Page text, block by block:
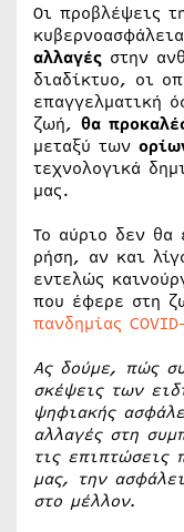
Οι προβλέψεις
αλλαγές στην
διαδίκτυο, οι
επαγγελματική
ζωή, θα
μεταξύ των
τεχνολογικά
μας.
Το αύριο δεν θα
ρήση, αν και
εντελώς
που έφερε στη
πανδημίας
Ας δούμε, πώς
σκέψεις των
ψηφιακής
αλλαγές στη
τις επιπτώσεις
μας, την
στο μέλλον.